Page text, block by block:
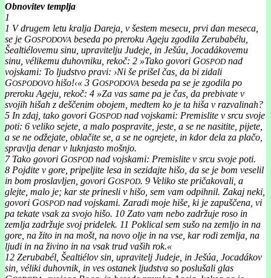
Obnovitev templja
1
1 V drugem letu kralja Dareja, v šestem mesecu, prvi dan meseca,
se je GOSPODOVA beseda po preroku Ageju zgodila Zerubabélu,
Šealtiélovemu sinu, upravitelju Judeje, in Ješúu, Jocadákovemu
sinu, vélikemu duhovniku, rekoč: 2 »Tako govori GOSPODnad
vojskami: To ljudstvo pravi: ›Ni še prišel čas, da bi zidali
GOSPODOVO hišo!‹« 3 GOSPODOVA beseda pa se je zgodila po
preroku Ageju, rekoč: 4 »Za vas same pa je čas, da prebivate v
svojih hišah z deščenim obojem, medtem ko je ta hiša v razvalinah?
5 In zdaj, tako govori GOSPODnad vojskami: Premislite v srcu svoje
poti: 6 veliko sejete, a malo pospravite, jeste, a se ne nasitite, pijete,
a se ne odžejate, oblačite se, a se ne ogrejete, in kdor dela za plačo,
spravlja denar v luknjasto mošnjo.
7 Tako govori GOSPODnad vojskami: Premislite v srcu svoje poti.
8 Pojdite v gore, pripeljite lesa in sezidajte hišo, da se je bom veselil
in bom proslavljen, govori GOSPOD. 9 Veliko ste pričakovali, a
glejte, malo je; kar ste prinesli v hišo, sem vam odpihnil. Zakaj neki,
govori GOSPODnad vojskami. Zaradi moje hiše, ki je zapuščena, vi
pa tekate vsak za svojo hišo. 10 Zato vam nebo zadržuje roso in
zemlja zadržuje svoj pridelek. 11 Poklical sem sušo na zemljo in na
gore, na žito in na mošt, na novo olje in na vse, kar rodi zemlja, na
ljudi in na živino in na vsak trud vaših rok.«
12 Zerubabél, Šealtiélov sin, upravitelj Judeje, in Ješúa, Jocadákov
sin, véliki duhovnik, in ves ostanek ljudstva so poslušali glas